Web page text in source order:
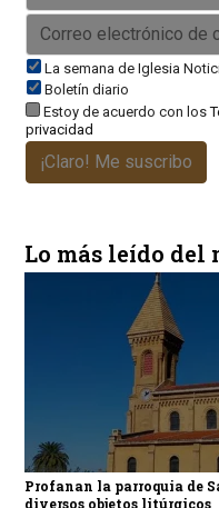
La semana de Iglesia
Boletín diario
Estoy de acuerdo con los
privacidad
¡Claro! Me suscribo
Lo más leído del
Profanan la parroquia de
diversos objetos litúrgicos